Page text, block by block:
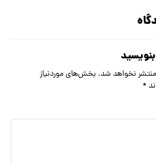
نخواهد شد. بخش‌های موردنیاز
*